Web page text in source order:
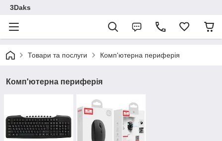
3Daks
Товари та послуги Комп'ютерна периферія
Комп'ютерна периферія